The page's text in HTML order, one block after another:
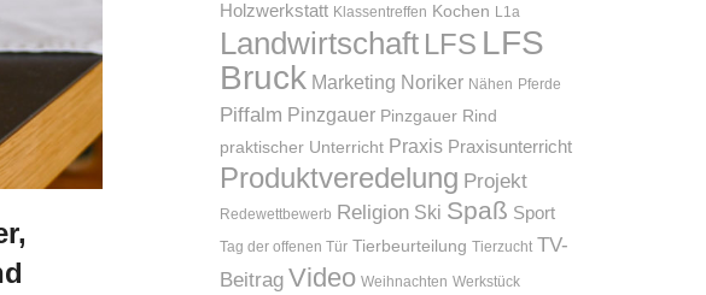
Holzwerkstatt Klassentreffen Kochen L1a
Landwirtschaft LFS LFS
Bruck Marketing Noriker Nähen Pferde
Piffalm Pinzgauer Pinzgauer Rind
praktischer Unterricht Praxis Praxisunterricht
Produktveredelung Projekt
Redewettbewerb Religion Ski Spaß Sport
Tag der offenen Tür Tierbeurteilung Tierzucht TV-
Beitrag Video Weihnachten Werkstück